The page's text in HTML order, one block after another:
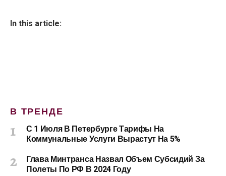
In this article:
В ТРЕНДЕ
С 1 Июля В Петербурге Тарифы На
Коммунальные Услуги Вырастут На 5%
Глава Минтранса Назвал Объем Субсидий За
Полеты По РФ В 2024 Году